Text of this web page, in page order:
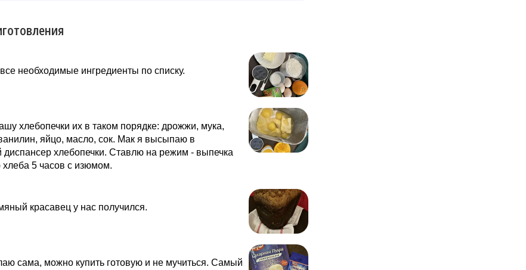
необходимые ингредиенты по списку.
хлебопечки их в таком порядке: дрожжи, мука,
яйцо, масло, сок. Мак я высыпаю в
диспансер хлебопечки. Ставлю на режим - выпечка
хлеба 5 часов с изюмом.
красавец у нас получился.
сама, можно купить готовую и не мучиться. Самый